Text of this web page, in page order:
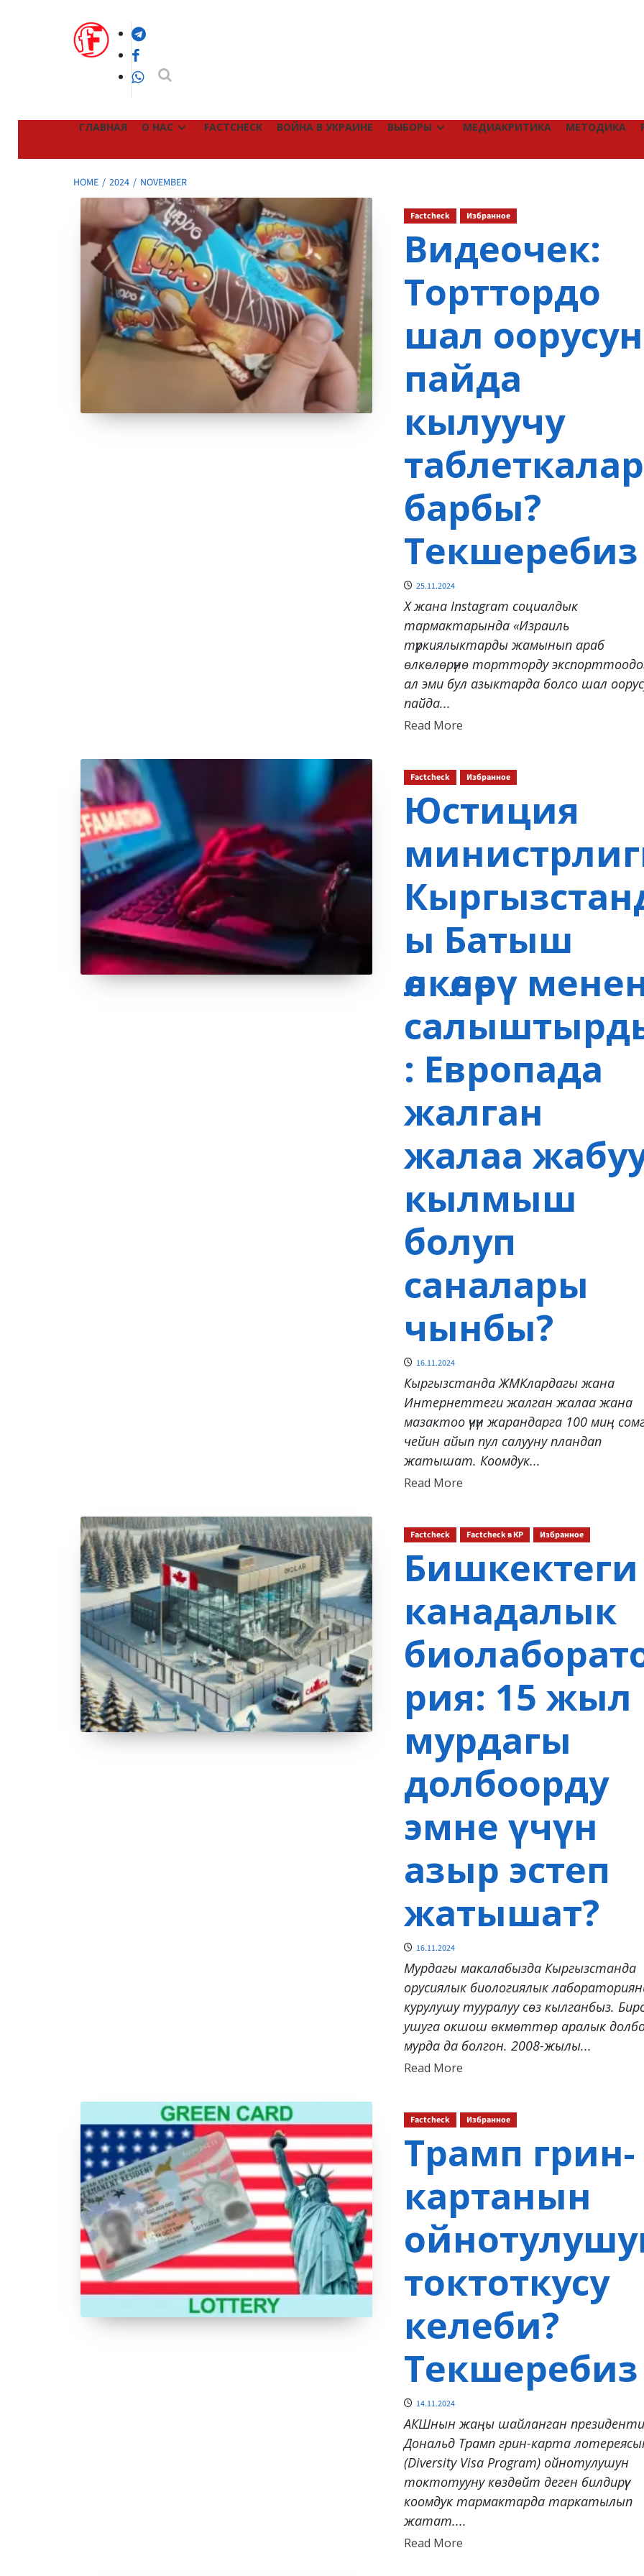
Telegram
Facebook
WhatsApp
ГЛАВНАЯ О НАС FACTCHECK ВОЙНА В УКРАИНЕ ВЫБОРЫ МЕДИАКРИТИКА МЕТОДИКА
HOME 2024 NOVEMBER
Factcheck Избранное
Видеочек:
Торттордо
шал оорусун
пайда
кылуучу
таблеткалар
барбы?
Текшеребиз
25.11.2024
X жана Instagram социалдык
тармактарында «Израиль
түркиялыктарды жамынып араб
өлкөлөрүнө тортторду
ал эми бул азыктарда болсо шал
пайда...
Read MoreRead
Factcheck Избранное
Юстиция
ы Батыш
өлкөлөрү
: Европада
жалган
жалаа
кылмыш
болуп
саналары
чынбы?
16.11.2024
Кыргызстанда ЖМКлардагы жана
Интернеттеги жалган жалаа жана
мазактоо үчүн жарандарга 100 миң
чейин айып пул салууну пландап
жатышат. Коомдук...
Read MoreRead
Factcheck Factcheck в КР Избранное
Бишкектеги
канадалык
рия: 15 жыл
мурдагы
долбоорду
эмне үчүн
азыр эстеп
жатышат?
16.11.2024
Мурдагы макалабызда Кыргызстанда
орусиялык биологиялык
курулушу тууралуу сөз кылганбыз.
ушуга окшош өкмөттөр аралык
мурда да болгон. 2008-жылы...
Read MoreRead
Factcheck Избранное
Трамп грин-
картанын
токтоткусу
келеби?
Текшеребиз
14.11.2024
АКШнын жаңы шайланган президенти
Дональд Трамп грин-карта
(Diversity Visa Program) ойнотулушун
токтотууну көздөйт деген билдирүү
коомдук тармактарда таркатылып
жатат....
Read MoreRead